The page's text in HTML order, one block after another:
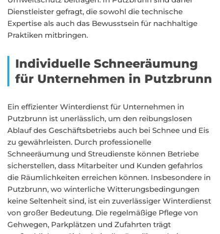
Dienstleister gefragt, die sowohl die technische
Expertise als auch das Bewusstsein für nachhaltige
Praktiken mitbringen.
Individuelle Schneeräumung
für Unternehmen in Putzbrunn
Ein effizienter Winterdienst für Unternehmen in
Putzbrunn ist unerlässlich, um den reibungslosen
Ablauf des Geschäftsbetriebs auch bei Schnee und Eis
zu gewährleisten. Durch professionelle
Schneeräumung und Streudienste können Betriebe
sicherstellen, dass Mitarbeiter und Kunden gefahrlos
die Räumlichkeiten erreichen können. Insbesondere in
Putzbrunn, wo winterliche Witterungsbedingungen
keine Seltenheit sind, ist ein zuverlässiger Winterdienst
von großer Bedeutung. Die regelmäßige Pflege von
Gehwegen, Parkplätzen und Zufahrten trägt